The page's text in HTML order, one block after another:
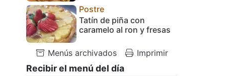
Postre
Tatín de piña con
caramelo al ron y fresas
Menús archivados Imprimir
Recibir el menú del día